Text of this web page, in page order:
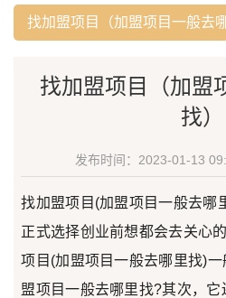
找加盟项目（加盟项目一般去
找加盟项目（加盟
找）
发布时间：2023-01-13
找加盟项目(加盟项目一般去哪
正式选择创业前想都会去关心
项目(加盟项目一般去哪里找)
盟项目一般去哪里找?其次，